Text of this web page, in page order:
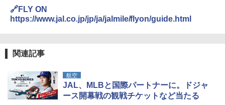
￥3,680
￥14,800
🔗FLY ON
https://www.jal.co.jp/jp/ja/jalmile/flyon/guide.html
関連記事
航空
JAL、MLBと国際パートナーに。ドジャ
ース開幕戦の観戦チケットなど当たる